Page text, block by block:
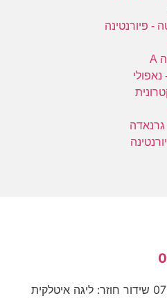
מילאן - אטאלנטה 06:00 - 07:50 שידור חוזר: ליגה איטלקית